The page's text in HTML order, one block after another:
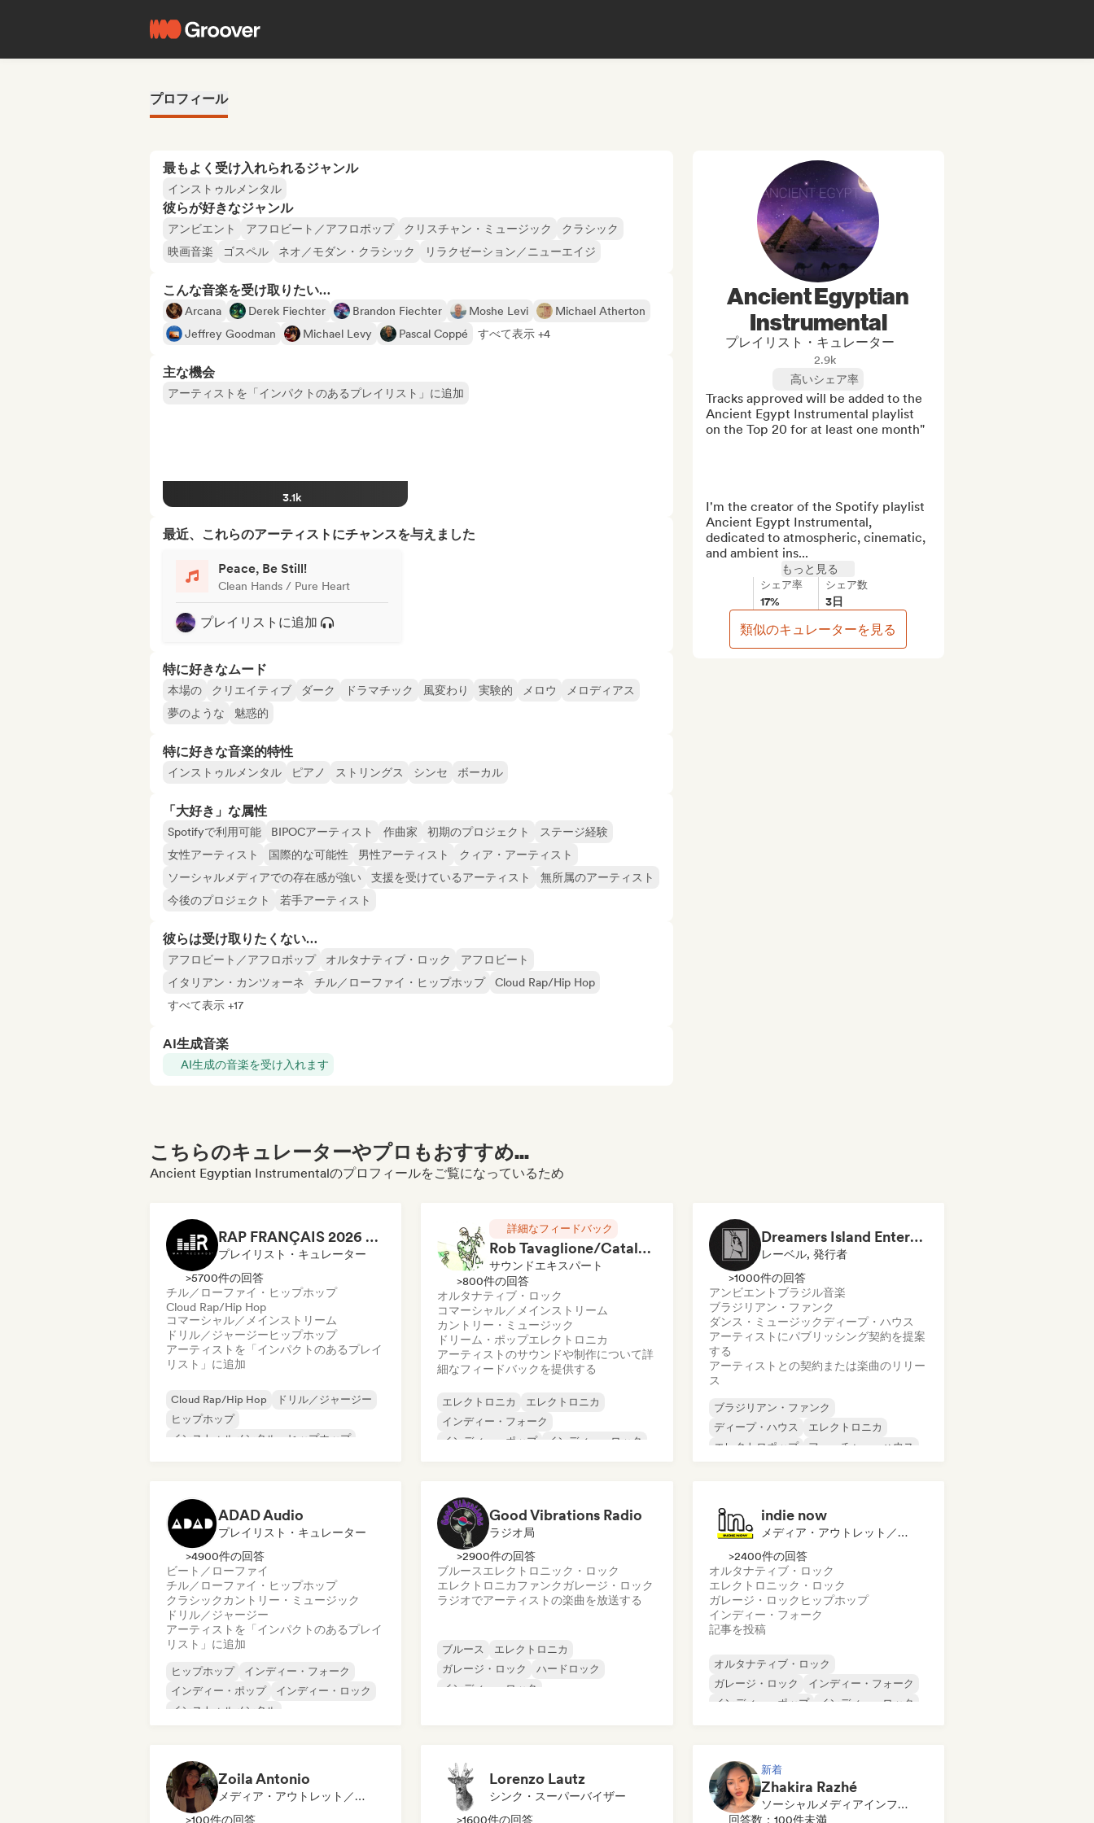
プロフィール
最もよく受け入れられるジャンル
インストゥルメンタル
彼らが好きなジャンル
アンビエント アフロビート／アフロポップ クリスチャン・ミュージック
クラシック
映画音楽
ゴスペル ネオ／モダン・クラシック リラクゼーション／ニューエイジ
こんな音楽を受け取りたい…
Arcana Derek Fiechter Brandon Fiechter Moshe Levi
Michael Atherton
Jeffrey Goodman
Michael Levy Pascal Coppé すべて表示 +4
主な機会
アーティストを「インパクトのあるプレイリスト」に追加
3.1k
最近、これらのアーティストにチャンスを与えました
Peace, Be Still!
Clean Hands / Pure Heart
プレイリストに追加
特に好きなムード
本場の クリエイティブ ダーク ドラマチック 風変わり 実験的 メロウ
メロディアス
夢のような
魅惑的
特に好きな音楽的特性
インストゥルメンタル ピアノ ストリングス シンセ ボーカル
「大好き」な属性
Spotifyで利用可能 BIPOCアーティスト 作曲家 初期のプロジェクト
ステージ経験
女性アーティスト
国際的な可能性 男性アーティスト
クィア・アーティスト
ソーシャルメディアでの存在感が強い
支援を受けているアーティスト
無所属のアーティスト
今後のプロジェクト
若手アーティスト
彼らは受け取りたくない…
アフロビート／アフロポップ オルタナティブ・ロック
アフロビート
イタリアン・カンツォーネ
チル／ローファイ・ヒップホップ
Cloud Rap/Hip Hop
すべて表示 +17
AI生成音楽
AI生成の音楽を受け入れます
Ancient Egyptian
Instrumental
プレイリスト・キュレーター
2.9k
高いシェア率
Tracks approved will be added to the
Ancient Egypt Instrumental playlist
on the Top 20 for at least one month"
I'm the creator of the Spotify playlist
Ancient Egypt Instrumental,
dedicated to atmospheric, cinematic,
and ambient ins...
もっと見る
シェア率
17%
シェア数
3日
類似のキュレーターを見る
こちらのキュレーターやプロもおすすめ...
Ancient Egyptian Instrumentalのプロフィールをご覧になっているため
RAP FRANÇAIS 2026 🔥🇫🇷 (Way Records)
プレイリスト・キュレーター
>5700件の回答
チル／ローファイ・ヒップホップ
Cloud Rap/Hip Hop
コマーシャル／メインストリーム
ドリル／ジャージーヒップホップ
アーティストを「インパクトのあるプレイ
リスト」に追加
Cloud Rap/Hip Hop
ドリル／ジャージー
ヒップホップ
インストゥルメンタル・ヒップホップ
チル／ローファイ・ヒップホップ
詳細なフィードバック
Rob Tavaglione/Catalyst Recording
サウンドエキスパート
>800件の回答
オルタナティブ・ロック
コマーシャル／メインストリーム
カントリー・ミュージック
ドリーム・ポップエレクトロニカ
アーティストのサウンドや制作について詳
細なフィードバックを提供する
エレクトロニカ
エレクトロニカ
インディー・フォーク
インディー・ポップ
インディー・ロック
ック
Dreamers Island Entertainment
レーベル, 発行者
>1000件の回答
アンビエント ブラジル音楽
ブラジリアン・ファンク
ダンス・ミュージックディープ・ハウス
アーティストにパブリッシング契約を提案
する
アーティストとの契約または楽曲のリリー
ス
ブラジリアン・ファンク
ディープ・ハウス
エレクトロニカ
エレクトロポップ
フューチャー・ハウス
ADAD Audio
プレイリスト・キュレーター
>4900件の回答
ビート／ローファイ
チル／ローファイ・ヒップホップ
クラシック カントリー・ミュージック
ドリル／ジャージー
アーティストを「インパクトのあるプレイ
リスト」に追加
ヒップホップ
インディー・フォーク
インディー・ポップ
インディー・ロック
インストゥルメンタル
Good Vibrations Radio
ラジオ局
>2900件の回答
ブルースエレクトロニック・ロック
エレクトロニカファンクガレージ・ロック
ラジオでアーティストの楽曲を放送する
ブルース
エレクトロニカ
ガレージ・ロック
ハードロック
インディー・ロック
ック
indie now
メディア・アウトレット／ジャーナリスト
>2400件の回答
オルタナティブ・ロック
エレクトロニック・ロック
ガレージ・ロック ヒップホップ
インディー・フォーク
記事を投稿
オルタナティブ・ロック
ガレージ・ロック
インディー・フォーク
インディー・ポップ
インディー・ロック
Zoila Antonio
メディア・アウトレット／ジャーナリスト
>100件の回答
Lorenzo Lautz
シンク・スーパーバイザー
>1600件の回答
新着
Zhakira Razhé
ソーシャルメディアインフルエンサー
回答数：100件未満